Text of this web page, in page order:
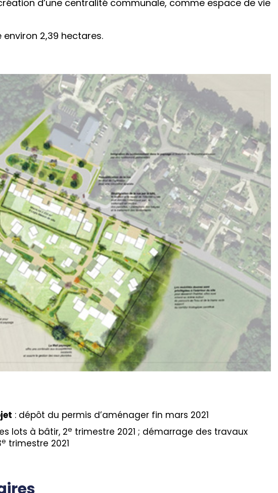
d’une centralité communale, comme espace de vie
2,39 hectares.
: dépôt du permis d’aménager fin mars 2021
lots à bâtir, 2e trimestre 2021 ; démarrage des travaux
e trimestre 2021